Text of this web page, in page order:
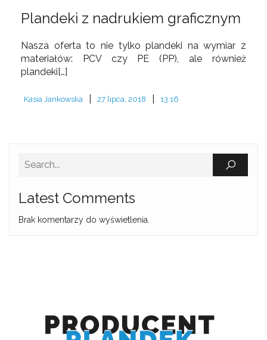
Plandeki z nadrukiem graficznym
Nasza oferta to nie tylko plandeki na wymiar z
materiałów: PCV czy PE (PP), ale również
plandeki[…]
Kasia Jankowska 27 lipca, 2018 13:16
Latest Comments
Brak komentarzy do wyświetlenia.